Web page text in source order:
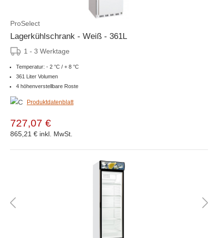
ProSelect
Lagerkühlschrank - Weiß - 361L
1 - 3 Werktage
Temperatur: - 2 °C / + 8 °C
361 Liter Volumen
4 höhenverstellbare Roste
Produktdatenblatt
727,07 €
865,21 € inkl. MwSt.